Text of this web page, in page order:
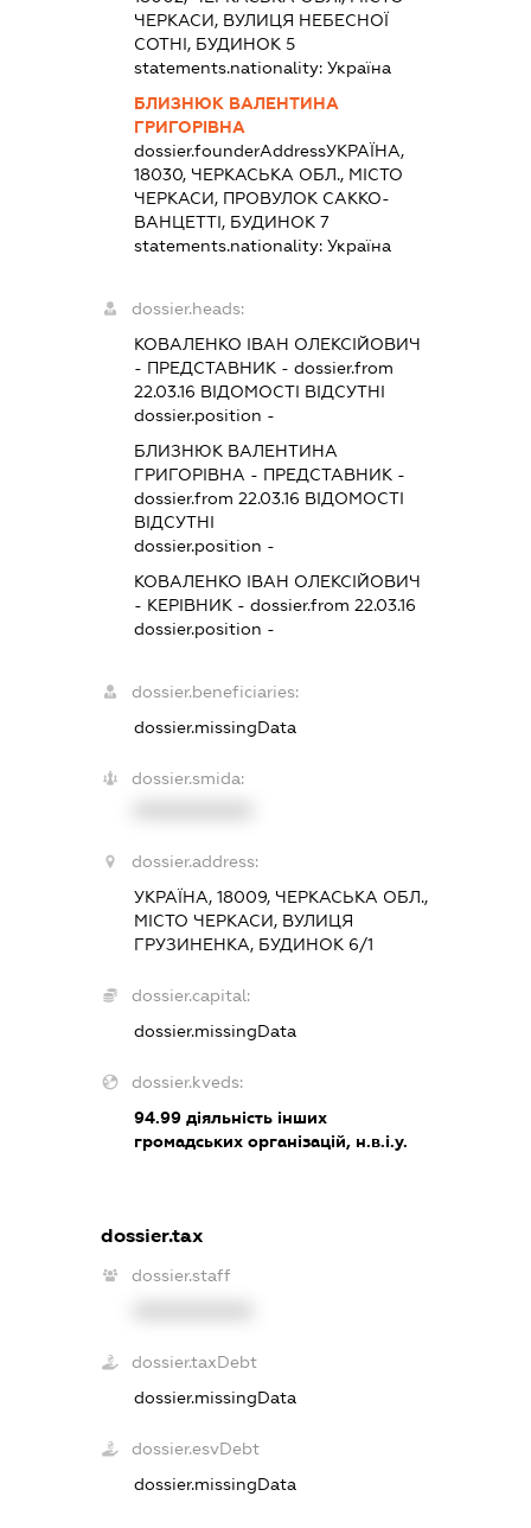
ЧЕРКАСИ, ВУЛИЦЯ НЕБЕСНОЇ
СОТНІ, БУДИНОК 5
statements.nationality: Україна
БЛИЗНЮК ВАЛЕНТИНА
ГРИГОРІВНА
dossier.founderAddressУКРАЇНА,
18030, ЧЕРКАСЬКА ОБЛ., МІСТО
ЧЕРКАСИ, ПРОВУЛОК САККО-
ВАНЦЕТТІ, БУДИНОК 7
statements.nationality: Україна
dossier.heads:
КОВАЛЕНКО ІВАН ОЛЕКСІЙОВИЧ
- ПРЕДСТАВНИК - dossier.from
22.03.16 ВІДОМОСТІ ВІДСУТНІ
dossier.position -
БЛИЗНЮК ВАЛЕНТИНА
ГРИГОРІВНА - ПРЕДСТАВНИК -
dossier.from 22.03.16 ВІДОМОСТІ
ВІДСУТНІ
dossier.position -
КОВАЛЕНКО ІВАН ОЛЕКСІЙОВИЧ
- КЕРІВНИК - dossier.from 22.03.16
dossier.position -
dossier.beneficiaries:
dossier.missingData
dossier.smida:
dossier.address:
УКРАЇНА, 18009, ЧЕРКАСЬКА ОБЛ.,
МІСТО ЧЕРКАСИ, ВУЛИЦЯ
ГРУЗИНЕНКА, БУДИНОК 6/1
dossier.capital:
dossier.missingData
dossier.kveds:
94.99діяльність інших
громадських організацій, н.в.і.у.
dossier.tax
dossier.staff
dossier.taxDebt
dossier.missingData
dossier.esvDebt
dossier.missingData